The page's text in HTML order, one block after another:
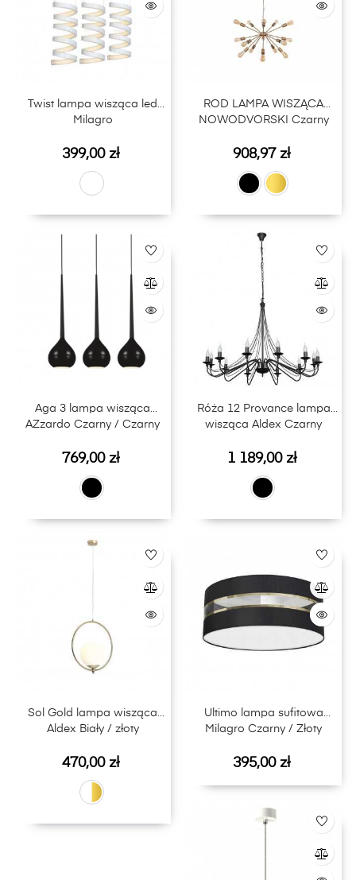
Twist lampa wisząca led
Milagro
Cena
399,00 zł
ROD LAMPA WISZĄCA
NOWODVORSKI Czarny
Cena
908,97 zł
Aga 3 lampa wisząca
AZzardo Czarny / Czarny
Cena
769,00 zł
Róża 12 Provance lampa
wisząca Aldex Czarny
Cena
1 189,00 zł
Sol Gold lampa wisząca
Aldex Biały / złoty
Cena
470,00 zł
Ultimo lampa sufitowa
Milagro Czarny / Złoty
Cena
395,00 zł